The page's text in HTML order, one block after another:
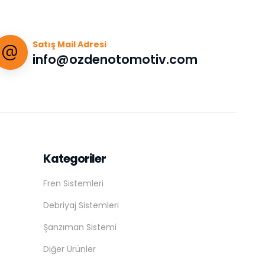
Satış Mail Adresi
info@ozdenotomotiv.com
Kategoriler
Fren Sistemleri
Debriyaj Sistemleri
Şanzıman Sistemi
Diğer Ürünler